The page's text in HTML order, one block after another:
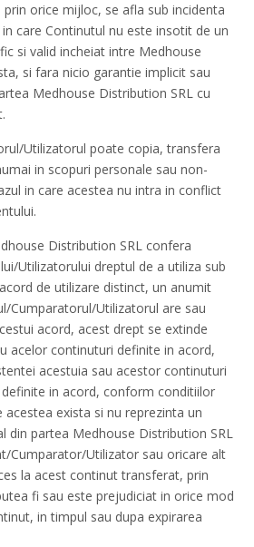
orice mijloc, se afla sub incidenta
care Continutul nu este insotit de un
si valid incheiat intre Medhouse
si fara nicio garantie implicit sau
Medhouse Distribution SRL cu
Utilizatorul poate copia, transfera
in scopuri personale sau non-
in care acestea nu intra in conflict
Distribution SRL confera
Utilizatorului dreptul de a utiliza sub
de utilizare distinct, un anumit
Cumparatorul/Utilizatorul are sau
acord, acest drept se extinde
acelor continuturi definite in acord,
acestuia sau acestor continuturi
in acord, conform conditiilor
acestea exista si nu reprezinta un
din partea Medhouse Distribution SRL
Cumparator/Utilizator sau oricare alt
la acest continut transferat, prin
fi sau este prejudiciat in orice mod
in timpul sau dupa expirarea